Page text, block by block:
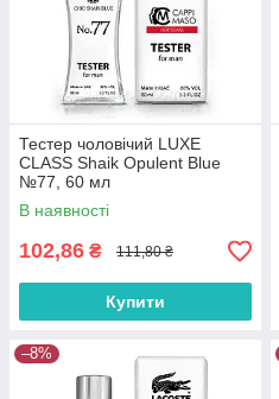
Тестер чоловічий LUXE
CLASS Shaik Opulent Blue
№77, 60 мл
В наявності
102,86 ₴ 111,80 ₴
Купити
–8%